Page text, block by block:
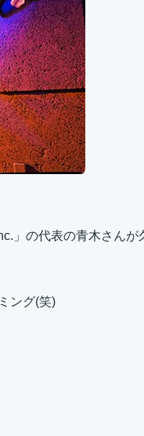
」の代表の青木さんが
ング(笑)